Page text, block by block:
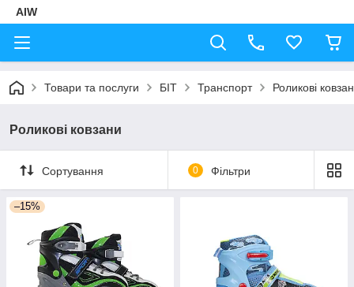
AIW
Товари та послуги БІТ Транспорт Роликові
Роликові ковзани
Сортування 0 Фільтри
–15%